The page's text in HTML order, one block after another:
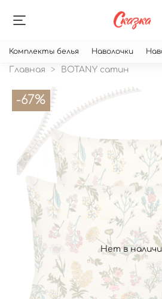
Комплекты белья Наволочки
Главная BOTANY сатин
Нет в
-67%